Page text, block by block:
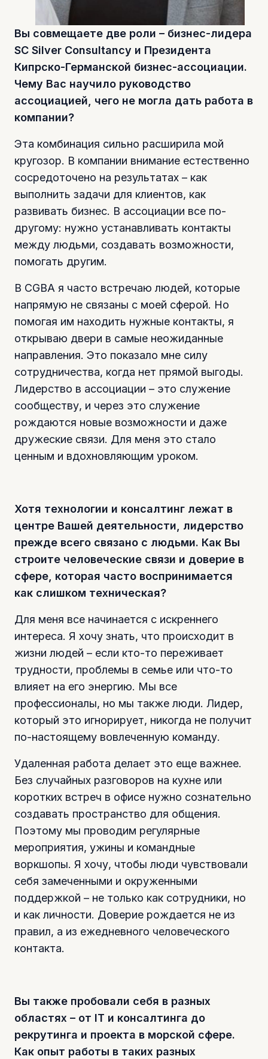
Вы совмещаете две роли – бизнес-лидера
SC Silver Consultancy и Президента
Кипрско-Германской бизнес-ассоциации.
Чему Вас научило руководство
ассоциацией, чего не могла дать работа в
компании?
Эта комбинация сильно расширила мой
кругозор. В компании внимание естественно
сосредоточено на результатах – как
выполнить задачи для клиентов, как
развивать бизнес. В ассоциации все по-
другому: нужно устанавливать контакты
между людьми, создавать возможности,
помогать другим.
В CGBA я часто встречаю людей, которые
напрямую не связаны с моей сферой. Но
помогая им находить нужные контакты, я
открываю двери в самые неожиданные
направления. Это показало мне силу
сотрудничества, когда нет прямой выгоды.
Лидерство в ассоциации – это служение
сообществу, и через это служение
рождаются новые возможности и даже
дружеские связи. Для меня это стало
ценным и вдохновляющим уроком.
Хотя технологии и консалтинг лежат в
центре Вашей деятельности, лидерство
прежде всего связано с людьми. Как Вы
строите человеческие связи и доверие в
сфере, которая часто воспринимается
как слишком техническая?
Для меня все начинается с искреннего
интереса. Я хочу знать, что происходит в
жизни людей – если кто-то переживает
трудности, проблемы в семье или что-то
влияет на его энергию. Мы все
профессионалы, но мы также люди. Лидер,
который это игнорирует, никогда не получит
по-настоящему вовлеченную команду.
Удаленная работа делает это еще важнее.
Без случайных разговоров на кухне или
коротких встреч в офисе нужно сознательно
создавать пространство для общения.
Поэтому мы проводим регулярные
мероприятия, ужины и командные
воркшопы. Я хочу, чтобы люди чувствовали
себя замеченными и окруженными
поддержкой – не только как сотрудники, но
и как личности. Доверие рождается не из
правил, а из ежедневного человеческого
контакта.
Вы также пробовали себя в разных
областях – от IT и консалтинга до
рекрутинга и проекта в морской сфере.
Как опыт работы в таких разных